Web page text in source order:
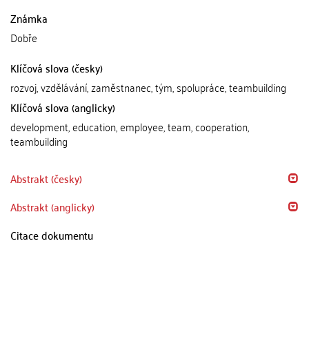
Známka
Dobře
Klíčová slova (česky)
rozvoj, vzdělávání, zaměstnanec, tým, spolupráce, teambuilding
Klíčová slova (anglicky)
development, education, employee, team, cooperation,
teambuilding
Abstrakt (česky)
Abstrakt (anglicky)
Citace dokumentu